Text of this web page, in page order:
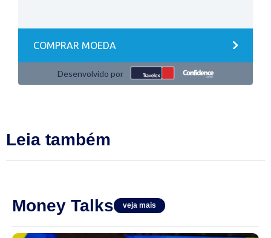
Leia também
Money Talks veja mais